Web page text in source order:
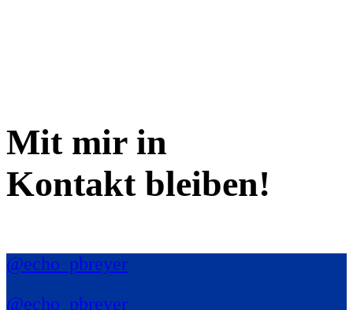
Mit mir in
Kontakt bleiben!
@echo_pbreyer
@echo_pbreyer